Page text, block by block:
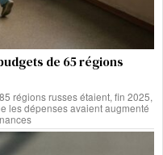
de 65 régions
régions russes étaient, fin 2025,
les dépenses avaient augmenté